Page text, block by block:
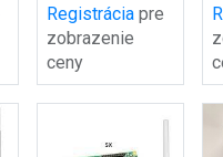
Goodwe
GM1000
Registrácia pre
zobrazenie
ceny